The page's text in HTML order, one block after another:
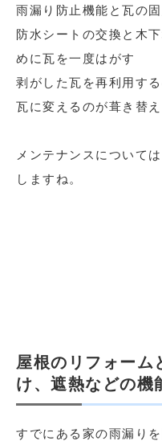
雨漏り防止機能と瓦の
防水シートの交換と木
めに瓦を一度はがす
剥がした瓦を再利用す
瓦に変えるのが葺き替え
メンテナンスについて
しますね。
屋根のリフォーム
け、遮熱などの機
すでにある家の雨漏り